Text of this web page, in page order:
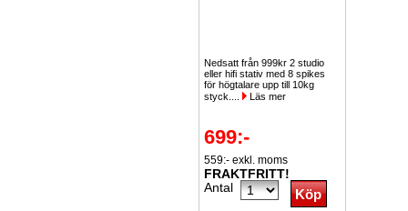
Nedsatt från 999kr 2 studio
eller hifi stativ med 8 spikes
för högtalare upp till 10kg
styck....
Läs mer
699:-
559:- exkl. moms
FRAKTFRITT!
Antal